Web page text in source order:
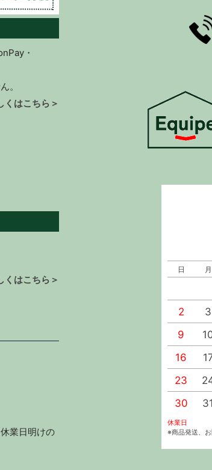
・
。
くはこちら＞
くはこちら＞
業日明けの
日 月
2
3
9
16
23
30
31
休業日
※商品発送、お